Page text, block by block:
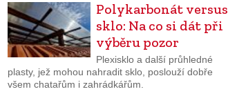
Polykarbonát versus
sklo: Na co si dát při
výběru pozor
Plexisklo a další průhledné
plasty, jež mohou nahradit sklo, poslouží dobře
všem chatařům i zahrádkářům.